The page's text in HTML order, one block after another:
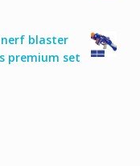
nerf blaster
premium set